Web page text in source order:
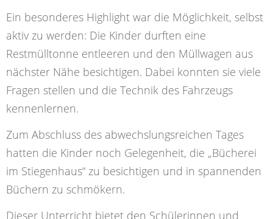
Ein besonderes Highlight war die Möglichkeit, selbst
aktiv zu werden: Die Kinder durften eine
Restmülltonne entleeren und den Müllwagen aus
nächster Nähe besichtigen. Dabei konnten sie viele
Fragen stellen und die Technik des Fahrzeugs
kennenlernen.
Zum Abschluss des abwechslungsreichen Tages
hatten die Kinder noch Gelegenheit, die „Bücherei
im Stiegenhaus“ zu besichtigen und in spannenden
Büchern zu schmökern.
Dieser Unterricht bietet den Schülerinnen und